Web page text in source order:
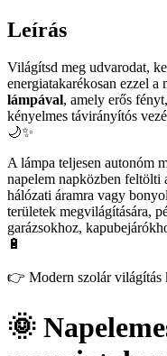
Leírás
Világítsd meg udvarodat,
energiatakarékosan ezzel a
lámpával, amely erős
kényelmes távirányítós
🌙✨
A lámpa teljesen autonóm
napelem napközben feltölti
hálózati áramra vagy
területek megvilágítására,
garázsokhoz,
🔋
👉 Modern szolár világítás
🌞